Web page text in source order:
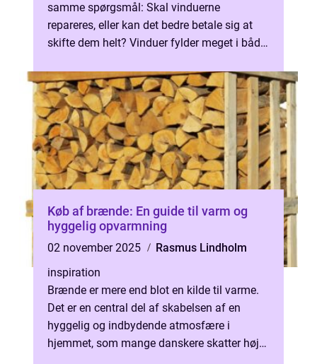
samme spørgsmål: Skal vinduerne
repareres, eller kan det bedre betale sig at
skifte dem helt? Vinduer fylder meget i både
Køb af brænde: En guide til varm og
hyggelig opvarmning
02 november 2025
Rasmus Lindholm
inspiration
Brænde er mere end blot en kilde til varme.
Det er en central del af skabelsen af en
hyggelig og indbydende atmosfære i
hjemmet, som mange danskere skatter højt.